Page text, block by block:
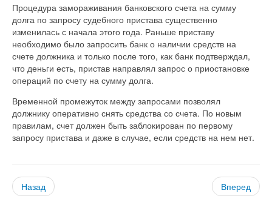
Процедура замораживания банковского счета на сумму
долга по запросу судебного пристава существенно
изменилась с начала этого года. Раньше приставу
необходимо было запросить банк о наличии средств на
счете должника и только после того, как банк подтверждал,
что деньги есть, пристав направлял запрос о приостановке
операций по счету на сумму долга.
Временной промежуток между запросами позволял
должнику оперативно снять средства со счета. По новым
правилам, счет должен быть заблокирован по первому
запросу пристава и даже в случае, если средств на нем нет.
Назад Вперед